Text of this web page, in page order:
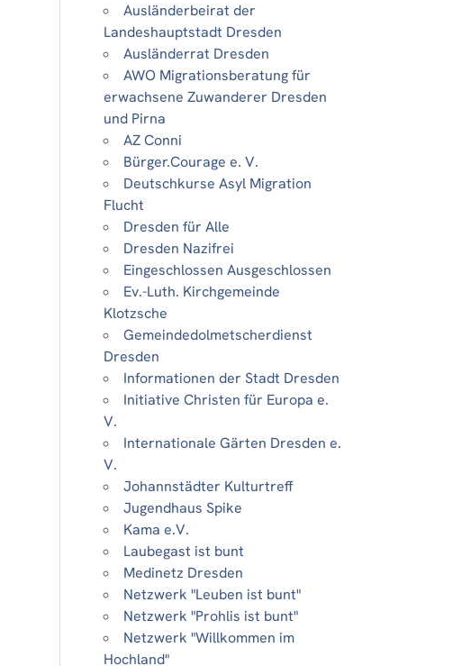
Ausländerbeirat der
Landeshauptstadt Dresden
Ausländerrat Dresden
AWO Migrationsberatung für
erwachsene Zuwanderer Dresden
und Pirna
AZ Conni
Bürger.Courage e. V.
Deutschkurse Asyl Migration
Flucht
Dresden für Alle
Dresden Nazifrei
Eingeschlossen Ausgeschlossen
Ev.-Luth. Kirchgemeinde
Klotzsche
Gemeindedolmetscherdienst
Dresden
Informationen der Stadt Dresden
Initiative Christen für Europa e.
V.
Internationale Gärten Dresden e.
V.
Johannstädter Kulturtreff
Jugendhaus Spike
Kama e.V.
Laubegast ist bunt
Medinetz Dresden
Netzwerk "Leuben ist bunt"
Netzwerk "Prohlis ist bunt"
Netzwerk "Willkommen im
Hochland"